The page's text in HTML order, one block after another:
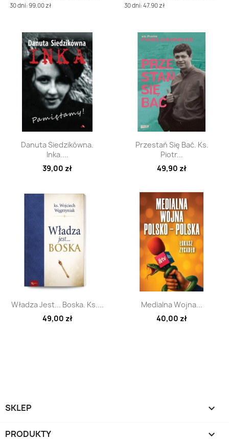
30 dni: 99.00 zł
30 dni: 47.90 zł
Szybki podgląd
Danuta Siedzikówna.
Inka....
39,00 zł
Szybki podgląd
Przestań Się Bać. Ks.
Piotr...
49,90 zł
Szybki podgląd
Władza Jest... Boska. Ks....
49,00 zł
Szybki podgląd
Medialna Wojna...
40,00 zł
SKLEP 
PRODUKTY 